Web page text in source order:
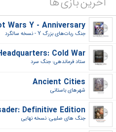
Wars Y - Anniversary
جنگ ربات‌های بزرگ Y - نسخه سالگرد‎
Cold War
ستاد فرماندهی: جنگ سرد‎
Ancient Cities
شهرهای باستانی‎
Definitive Edition
جنگ های صلیبی: نسخه نهایی‎